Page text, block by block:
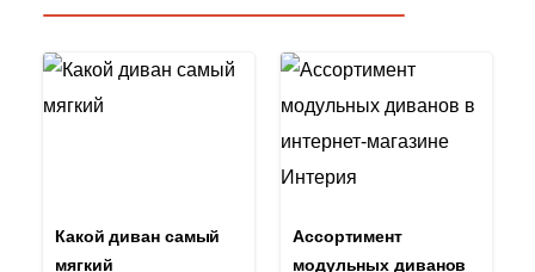
Какой диван самый
мягкий
Ассортимент
модульных диванов